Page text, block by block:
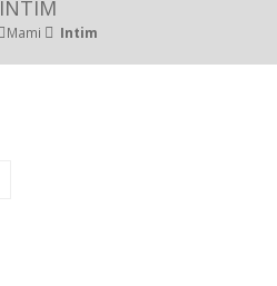
INTIM
Mami Intim